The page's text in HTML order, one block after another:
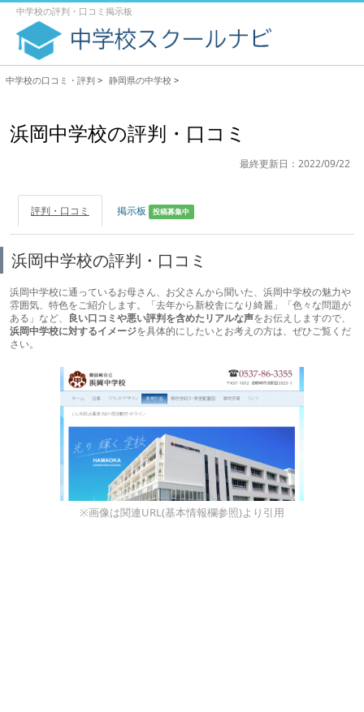
中学校の評判・口コミ掲示板
中学校の口コミ・評判 > 静岡県の中学校 >
浜岡中学校の評判・口コミ
最終更新日：2022/09/22
評判・口コミ 掲示板 投稿募集中
浜岡中学校の評判・口コミ
浜岡中学校に通っているお母さん、お父さんから聞いた、浜岡中学校の魅力や
雰囲気、特色をご紹介します。「去年から新校舎になり綺麗」「色々な問題が
ある」など、
良い口コミや悪い評判を含めたリアルな声をお伝えしますので、
浜岡中学校に対するイメージを具体的にしたいとお考えの方は、ぜひご覧くだ
さい。
※画像は関連URL(基本情報欄参照)より引用